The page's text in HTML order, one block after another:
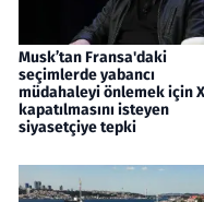
Musk’tan Fransa'daki
seçimlerde yabancı
müdahaleyi önlemek için
kapatılmasını isteyen
siyasetçiye tepki